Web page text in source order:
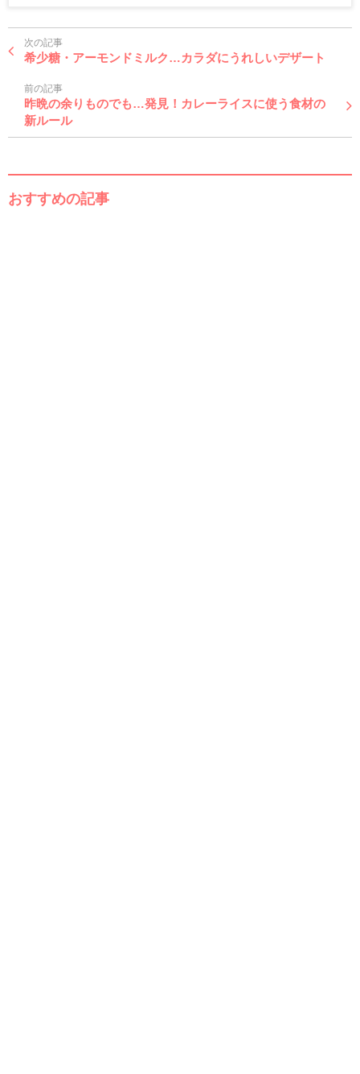
次の記事
希少糖・アーモンドミルク…カラダにうれしいデザート
前の記事
昨晩の余りものでも…発見！カレーライスに使う食材の
新ルール
おすすめの記事